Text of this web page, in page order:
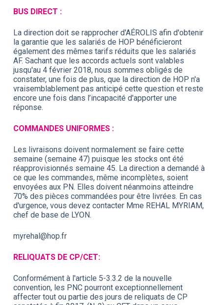
BUS DIRECT :
La direction doit se rapprocher d'AÉROLIS afin d'obtenir
la garantie que les salariés de HOP bénéficieront
également des mêmes tarifs réduits que les salariés
AF. Sachant que les accords actuels sont valables
jusqu'au 4 février 2018, nous sommes obligés de
constater, une fois de plus, que la direction de HOP n'a
vraisemblablement pas anticipé cette question et reste
encore une fois dans l’incapacité d'apporter une
réponse.
COMMANDES UNIFORMES :
Les livraisons doivent normalement se faire cette
semaine (semaine 47) puisque les stocks ont été
réapprovisionnés semaine 45. La direction a demandé à
ce que les commandes, même incomplètes, soient
envoyées aux PN. Elles doivent néanmoins atteindre
70% des pièces commandées pour être livrées. En cas
d'urgence, vous devez contacter Mme REHAL MYRIAM,
chef de base de LYON.
myrehal@hop.fr
RELIQUATS DE CP/CET:
Conformément à l'article 5-3.3.2 de la nouvelle
convention, les PNC pourront exceptionnellement
affecter tout ou partie des jours de reliquats de CP